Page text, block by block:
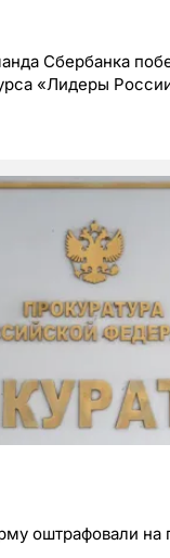
Сбербанка
«Лидеры
оштрафовали на